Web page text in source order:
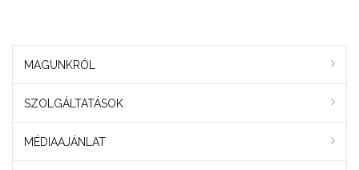
MAGUNKRÓL
SZOLGÁLTATÁSOK
MÉDIAAJÁNLAT